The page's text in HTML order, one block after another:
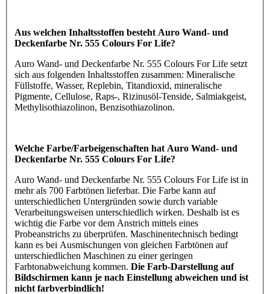
Aus welchen Inhaltsstoffen besteht Auro Wand- und
Deckenfarbe Nr. 555 Colours For Life?
Auro Wand- und Deckenfarbe Nr. 555 Colours For Life setzt
sich aus folgenden Inhaltsstoffen zusammen: Mineralische
Füllstoffe, Wasser, Replebin, Titandioxid, mineralische
Pigmente, Cellulose, Raps-, Rizinusöl-Tenside, Salmiakgeist,
Methylisothiazolinon, Benzisothiazolinon.
Welche Farbe/Farbeigenschaften hat Auro Wand- und
Deckenfarbe Nr. 555 Colours For Life?
Auro Wand- und Deckenfarbe Nr. 555 Colours For Life ist in
mehr als 700 Farbtönen lieferbar. Die Farbe kann auf
unterschiedlichen Untergründen sowie durch variable
Verarbeitungsweisen unterschiedlich wirken. Deshalb ist es
wichtig die Farbe vor dem Anstrich mittels eines
Probeanstrichs zu überprüfen. Maschinentechnisch bedingt
kann es bei Ausmischungen von gleichen Farbtönen auf
unterschiedlichen Maschinen zu einer geringen
Farbtonabweichung kommen. Die Farb-Darstellung auf
Bildschirmen kann je nach Einstellung abweichen und ist
nicht farbverbindlich!